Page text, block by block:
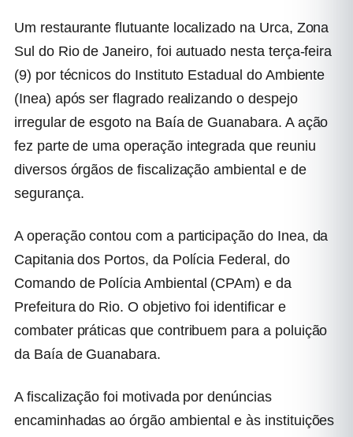
Um restaurante flutuante localizado na Urca, Zona
Sul do Rio de Janeiro, foi autuado nesta terça-feira
(9) por técnicos do Instituto Estadual do Ambiente
(Inea) após ser flagrado realizando o despejo
irregular de esgoto na Baía de Guanabara. A ação
fez parte de uma operação integrada que reuniu
diversos órgãos de fiscalização ambiental e de
segurança.
A operação contou com a participação do Inea, da
Capitania dos Portos, da Polícia Federal, do
Comando de Polícia Ambiental (CPAm) e da
Prefeitura do Rio. O objetivo foi identificar e
combater práticas que contribuem para a poluição
da Baía de Guanabara.
A fiscalização foi motivada por denúncias
encaminhadas ao órgão ambiental e às instituições